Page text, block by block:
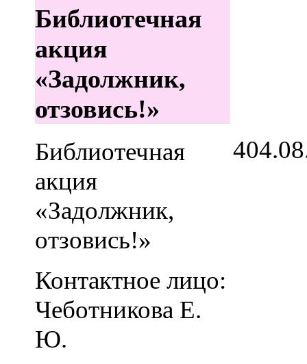
Библиотечная
акция
«Задолжник,
отзовись!»
Библиотечная
акция
«Задолжник,
отзовись!»
Контактное лицо:
Чеботникова Е.
Ю.
4